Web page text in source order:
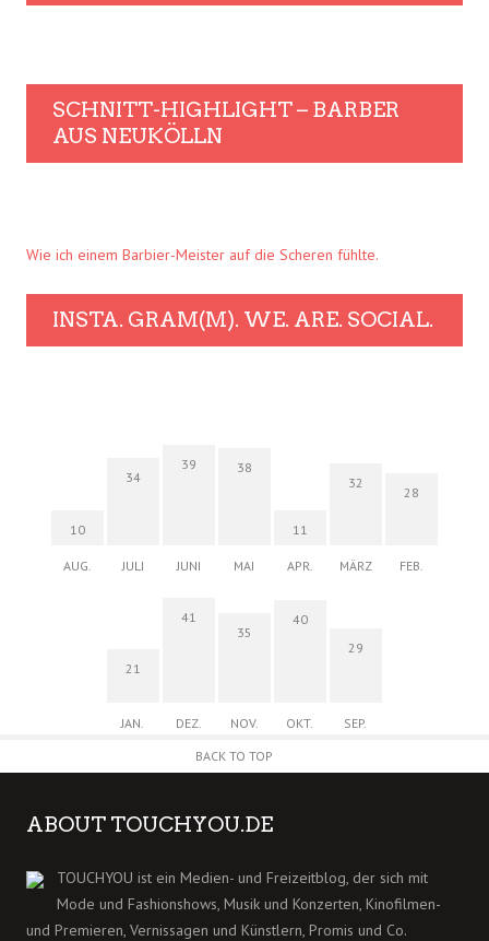
SCHNITT-HIGHLIGHT – BARBER
AUS NEUKÖLLN
Wie ich einem Barbier-Meister auf die Scheren fühlte.
INSTA. GRAM(M). WE. ARE. SOCIAL.
10
AUG.
34
JULI
39
JUNI
38
MAI
11
APR.
32
MÄRZ
28
FEB.
21
JAN.
41
DEZ.
35
NOV.
40
OKT.
29
SEP.
BACK TO TOP
ABOUT TOUCHYOU.DE
TOUCHYOU ist ein Medien- und Freizeitblog, der sich mit
Mode und Fashionshows, Musik und Konzerten, Kinofilmen-
und Premieren, Vernissagen und Künstlern, Promis und Co.